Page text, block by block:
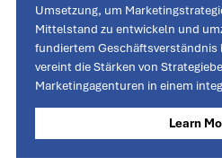
Umsetzung, um
Mittelstand zu entwickeln und
fundiertem Geschäftsverständnis
vereint die Stärken von
Marketingagenturen in einem
Learn